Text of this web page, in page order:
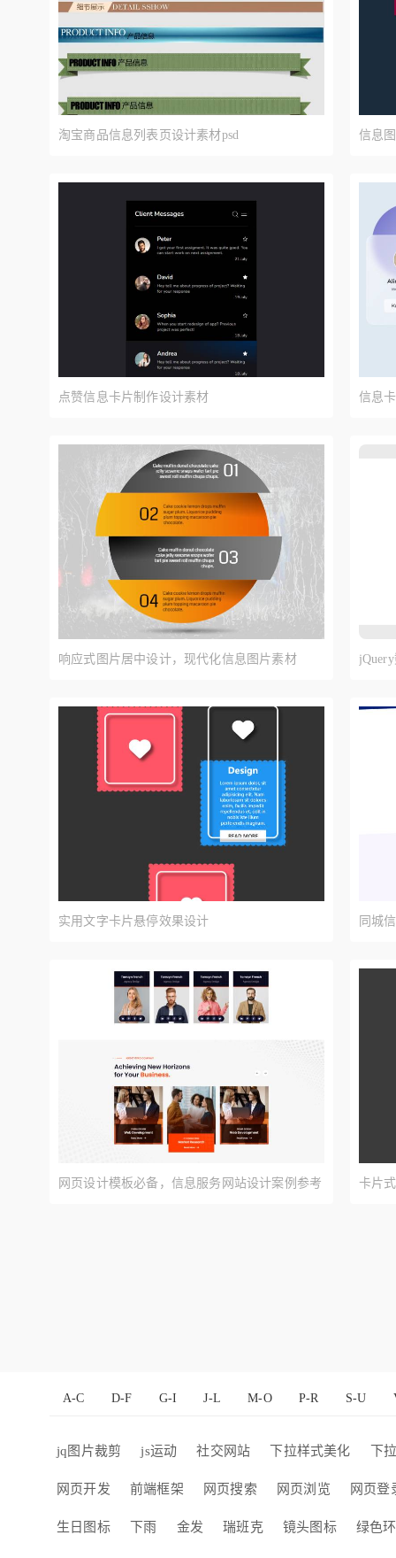
淘宝商品信息列表页设计素材psd 信息
点赞信息卡片制作设计素材 信息
响应式图片居中设计，现代化信息图片素材
实用文字卡片悬停效果设计 同城
网页设计模板必备，信息服务网站设计案例参考 卡片
A-C D-F G-I J-L M-O P-R S-U
jq图片裁剪 js运动 社交网站 下拉样式美化 下
网页开发 前端框架 网页搜索 网页浏览 网页登
生日图标 下雨 金发 瑞班克 镜头图标 绿色